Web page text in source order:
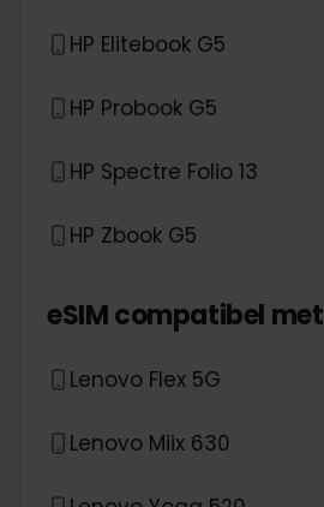
HP Elitebook G5
HP Probook G5
HP Spectre Folio 13
HP Zbook G5
eSIM compatibel met
Lenovo Flex 5G
Lenovo Miix 630